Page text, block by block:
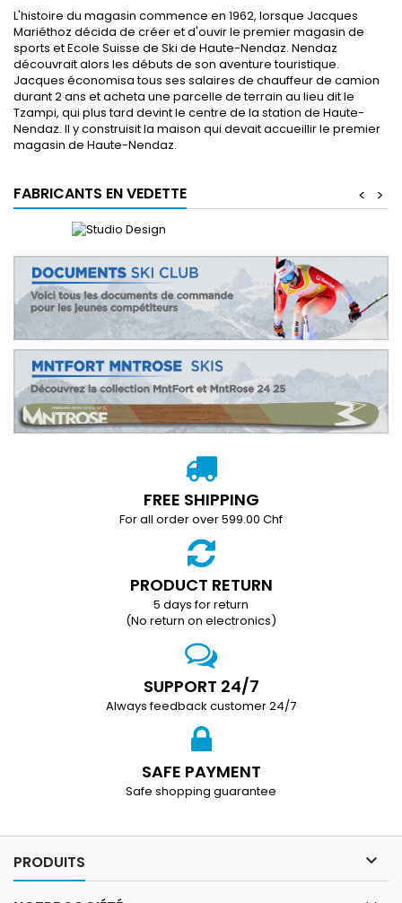
L'histoire du magasin commence en 1962, lorsque Jacques
Mariéthoz décida de créer et d'ouvir le premier magasin de
sports et Ecole Suisse de Ski de Haute-Nendaz. Nendaz
découvrait alors les débuts de son aventure touristique.
Jacques économisa tous ses salaires de chauffeur de camion
durant 2 ans et acheta une parcelle de terrain au lieu dit le
Tzampi, qui plus tard devint le centre de la station de Haute-
Nendaz. Il y construisit la maison qui devait accueillir le premier
magasin de Haute-Nendaz.
FABRICANTS EN VEDETTE >
<
FREE SHIPPING
For all order over 599.00 Chf
PRODUCT RETURN
5 days for return
(No return on electronics)
SUPPORT 24/7
Always feedback customer 24/7
SAFE PAYMENT
Safe shopping guarantee
PRODUITS 